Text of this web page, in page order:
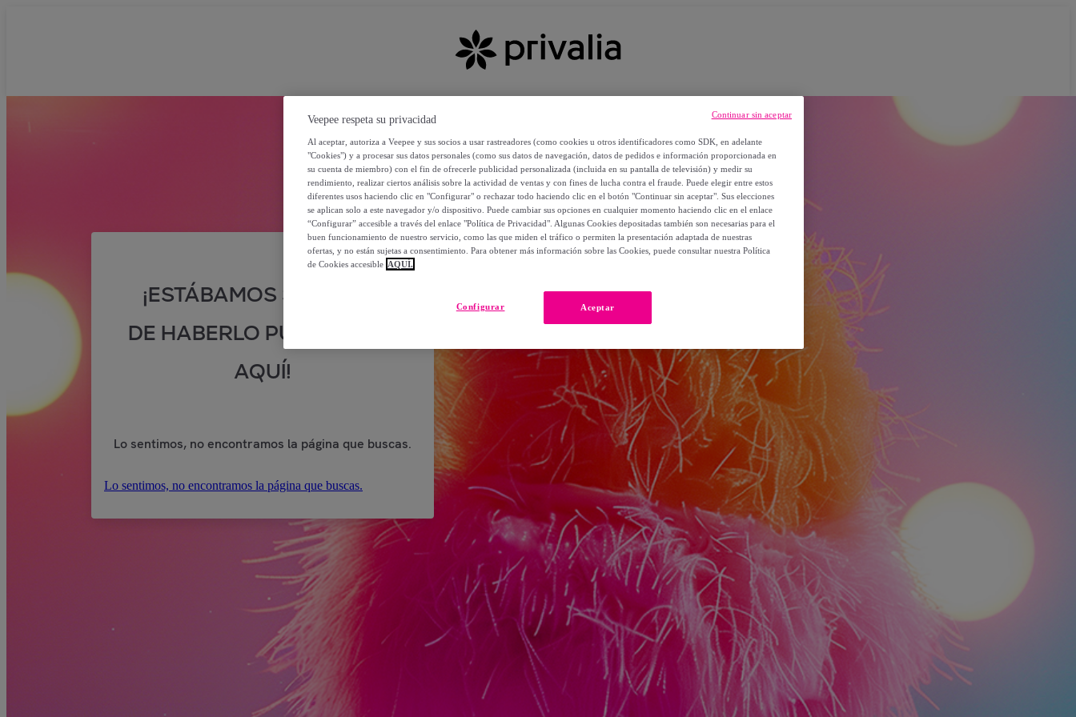
¡ESTÁBAMOS SEGUROS
DE HABERLO PUESTO POR
AQUÍ!
Lo sentimos, no encontramos la página que buscas.
Lo sentimos, no encontramos la página que buscas.
Veepee respeta su privacidad
Al aceptar, autoriza a Veepee y sus socios a usar rastreadores (como cookies u otros identificadores como SDK, en adelante
"Cookies") y a procesar sus datos personales (como sus datos de navegación, datos de pedidos e información proporcionada en
su cuenta de miembro) con el fin de ofrecerle publicidad personalizada (incluida en su pantalla de televisión) y medir su
rendimiento, realizar ciertos análisis sobre la actividad de ventas y con fines de lucha contra el fraude. Puede elegir entre estos
diferentes usos haciendo clic en "Configurar" o rechazar todo haciendo clic en el botón "Continuar sin aceptar". Sus elecciones
se aplican solo a este navegador y/o dispositivo. Puede cambiar sus opciones en cualquier momento haciendo clic en el enlace
“Configurar” accesible a través del enlace "Política de Privacidad". Algunas Cookies depositadas también son necesarias para el
buen funcionamiento de nuestro servicio, como las que miden el tráfico o permiten la presentación adaptada de nuestras
ofertas, y no están sujetas a consentimiento. Para obtener más información sobre las Cookies, puede consultar nuestra Política
de Cookies accesible AQUÍ.
Aceptar
Configurar
Continuar sin aceptar